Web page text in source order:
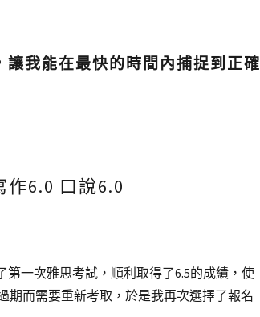
我能在最快的時間內捕捉到正確
作6.0 口說6.0
第一次雅思考試，順利取得了6.5的成績，使
期而需要重新考取，於是我再次選擇了報名